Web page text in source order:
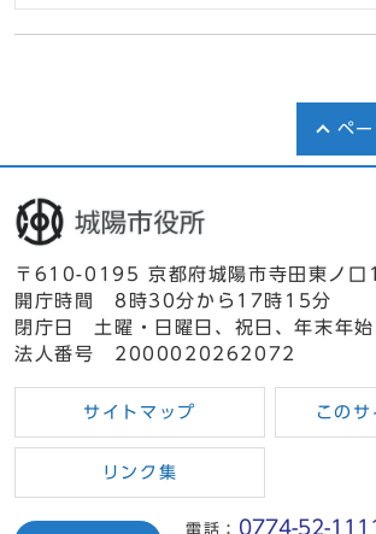
ペ
〒610-0195 京都府城陽市寺田東ノ口
開庁時間 8時30分から17時15分
閉庁日 土曜・日曜日、祝日、年末年始
法人番号 2000020262072
サイトマップ この
リンク集
電話： 0774-52-1111